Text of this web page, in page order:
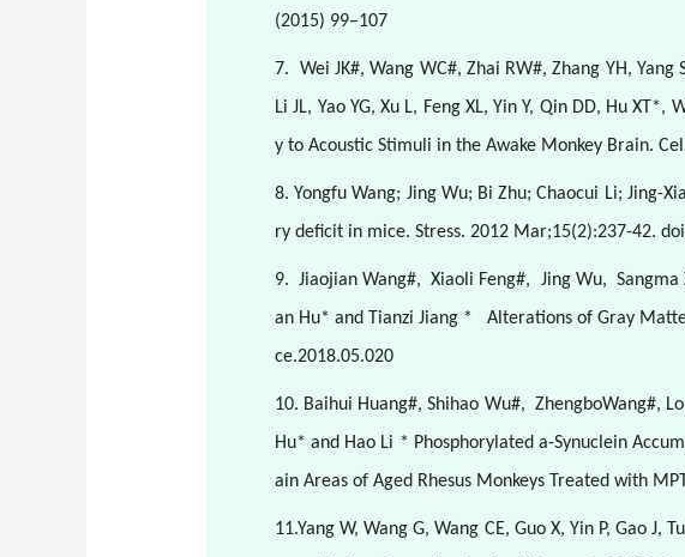
(2015) 99–107
7.
Wei JK#, Wang WC#, Zhai RW#, Zhang YH, Yang
Li JL, Yao YG, Xu L, Feng XL, Yin Y, Qin DD, Hu
y to Acoustic Stimuli in the Awake Monkey Brain.
8. Yongfu Wang; Jing Wu; Bi Zhu; Chaocui Li;
ry deficit in mice. Stress. 2012 Mar;15(2):237-42.
9. Jiaojian Wang#, Xiaoli Feng#, Jing Wu, Sangma
an Hu* and Tianzi Jiang *
Alterations of Gray
ce.2018.05.020
10. Baihui Huang#, Shihao Wu#, ZhengboWang#,
Hu* and Hao Li * Phosphorylated a-Synuclein
ain Areas of Aged Rhesus Monkeys Treated with
11.Yang W, Wang G, Wang CE, Guo X, Yin P, Gao